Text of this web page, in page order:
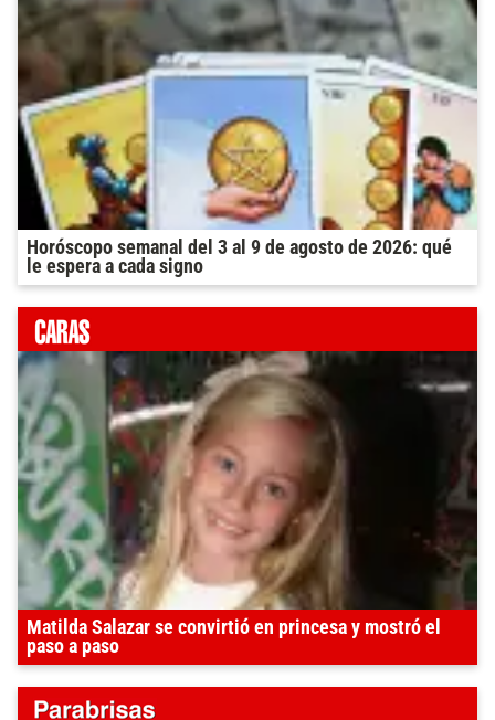
Horóscopo semanal del 3 al 9 de agosto de 2026: qué
le espera a cada signo
Matilda Salazar se convirtió en princesa y mostró el
paso a paso